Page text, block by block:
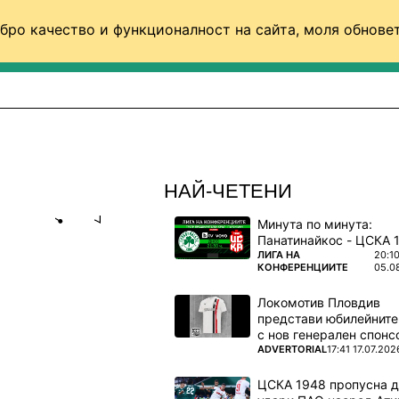
качество и функционалност на сайта, моля
НАЙ-ЧЕТЕНИ
Минута по минута:
ПОВЕЧЕ ОТ
ЛИГА НА
КОНФЕРЕНЦИИТЕ
20:10
Локомотив Пловдив
представи
с нов генерален
ПОВЕЧЕ ОТ
ADVERTORIAL17:41
ЦСКА 1948 пропусна